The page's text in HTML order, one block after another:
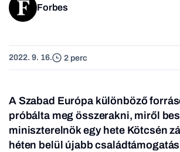
Forbes
2022. 9. 16. 2 perc
A Szabad Európa különböző
próbálta meg összerakni, miről
miniszterelnök egy hete Kötcsén
héten belül újabb